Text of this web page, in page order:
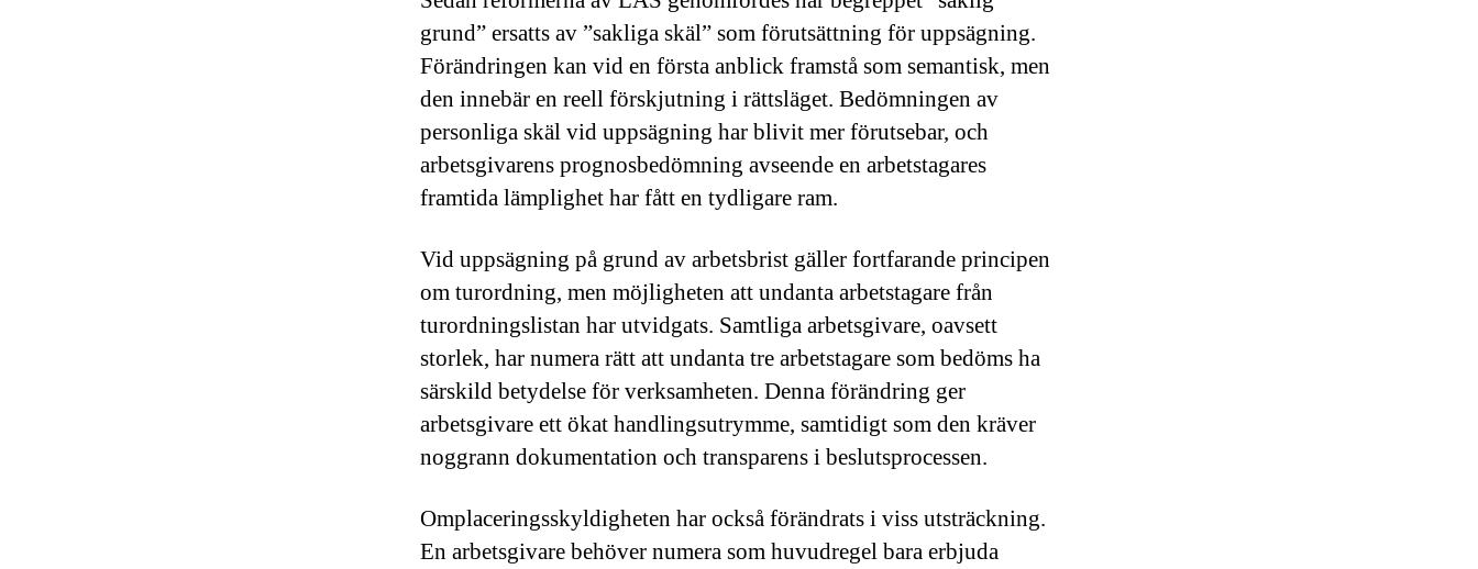
grund” ersatts av ”sakliga skäl” som förutsättning för uppsägning.
Förändringen kan vid en första anblick framstå som semantisk, men
den innebär en reell förskjutning i rättsläget. Bedömningen av
personliga skäl vid uppsägning har blivit mer förutsebar, och
arbetsgivarens prognosbedömning avseende en arbetstagares
framtida lämplighet har fått en tydligare ram.
Vid uppsägning på grund av arbetsbrist gäller fortfarande principen
om turordning, men möjligheten att undanta arbetstagare från
turordningslistan har utvidgats. Samtliga arbetsgivare, oavsett
storlek, har numera rätt att undanta tre arbetstagare som bedöms ha
särskild betydelse för verksamheten. Denna förändring ger
arbetsgivare ett ökat handlingsutrymme, samtidigt som den kräver
noggrann dokumentation och transparens i beslutsprocessen.
Omplaceringsskyldigheten har också förändrats i viss utsträckning.
En arbetsgivare behöver numera som huvudregel bara erbjuda